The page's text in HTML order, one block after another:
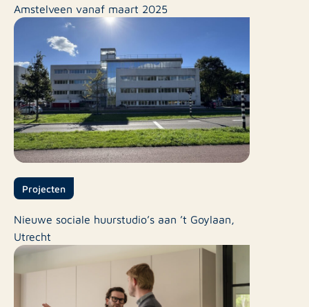
Amstelveen vanaf maart 2025
Projecten
Nieuwe sociale huurstudio’s aan ’t Goylaan,
Utrecht